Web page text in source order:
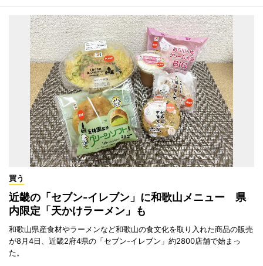
買う
近畿の「セブン-イレブン」に和歌山メニュー 県
内限定「天かけラーメン」も
和歌山県産食材やラーメンなど和歌山の食文化を取り入れた商品の販売
が8月4日、近畿2府4県の「セブン-イレブン」約2800店舗で始まっ
た。